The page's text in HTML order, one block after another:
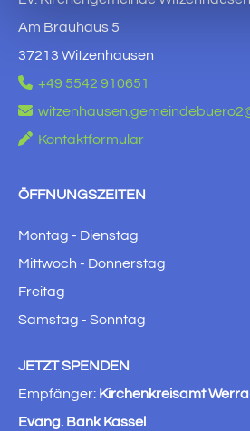
Am Brauhaus 5
37213 Witzenhausen
 +49 5542 910651

 Kontaktformular
ÖFFNUNGSZEITEN
Montag - Dienstag
Mittwoch - Donnerstag
Freitag
Samstag - Sonntag
JETZT SPENDEN
Empfänger: Kirchenkreisamt
Evang. Bank Kassel